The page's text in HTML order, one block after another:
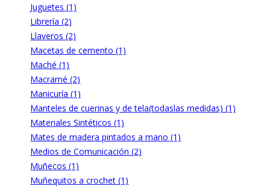
Juguetes (1)
Librería (2)
Llaveros (2)
Macetas de cemento (1)
Maché (1)
Macramé (2)
Manicuría (1)
Manteles de cuerinas y de tela(todaslas medidas) (1)
Materiales Sintéticos (1)
Mates de madera pintados a mano (1)
Medios de Comunicación (2)
Muñecos (1)
Muñequitos a crochet (1)